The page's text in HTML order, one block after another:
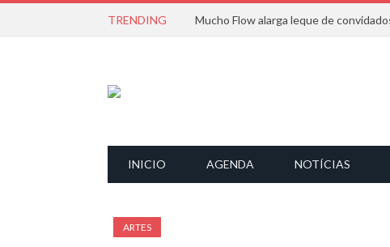
TRENDING
INICIO AGENDA NOTÍCIAS
ARTES